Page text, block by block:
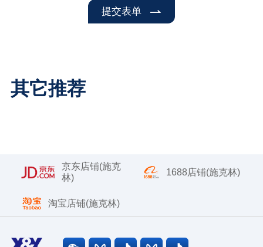
提交表单
其它推荐
京东店铺(施克
林)
1688店铺(施克林)
淘宝店铺(施克林)